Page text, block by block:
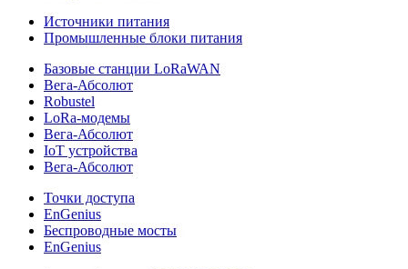
Источники питания
Промышленные блоки питания
Базовые станции LoRaWAN
Вега-Абсолют
Robustel
LoRa-модемы
Вега-Абсолют
IoT устройства
Вега-Абсолют
Точки доступа
EnGenius
Беспроводные мосты
EnGenius